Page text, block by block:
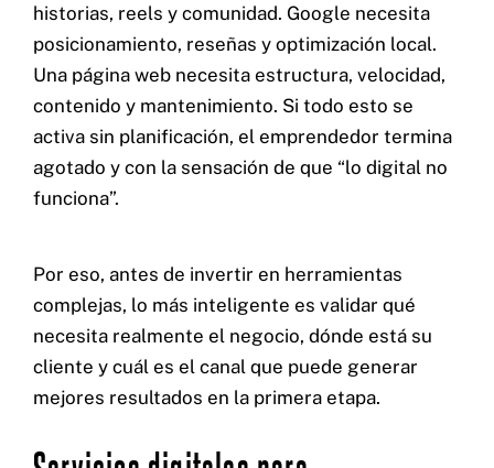
historias, reels y comunidad. Google necesita
posicionamiento, reseñas y optimización local.
Una página web necesita estructura, velocidad,
contenido y mantenimiento. Si todo esto se
activa sin planificación, el emprendedor termina
agotado y con la sensación de que “lo digital no
funciona”.
Por eso, antes de invertir en herramientas
complejas, lo más inteligente es validar qué
necesita realmente el negocio, dónde está su
cliente y cuál es el canal que puede generar
mejores resultados en la primera etapa.